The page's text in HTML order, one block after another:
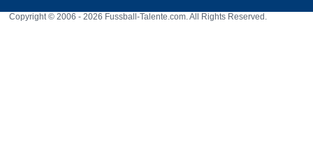
Copyright © 2006 - 2026 Fussball-Talente.com. All Rights Reserved.